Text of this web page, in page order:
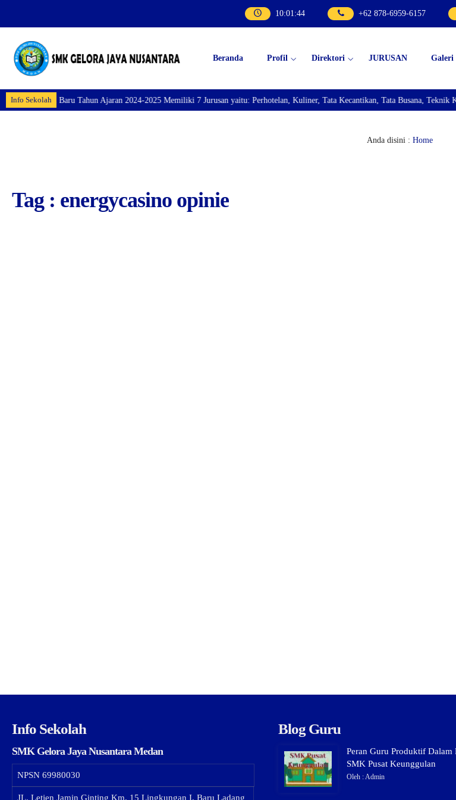
10:01:45 +62 878-6959-6157
Beranda Profil Direktori JURUSAN Galeri
Info Sekolah
Siswa/i Baru Tahun Ajaran 2024-2025 Memiliki 7 Jurusan yaitu: Perhotelan, Kuliner, Tata Kecantikan, Tata Busana, Teknik
Anda disini : Home
Tag : energycasino opinie
Info Sekolah
SMK Gelora Jaya Nusantara Medan
NPSN 69980030
JL. Letjen Jamin Ginting Km. 15 Lingkungan I, Baru Ladang
Blog Guru
Peran Guru Produktif Dalam
SMK Pusat Keunggulan
Oleh : Admin